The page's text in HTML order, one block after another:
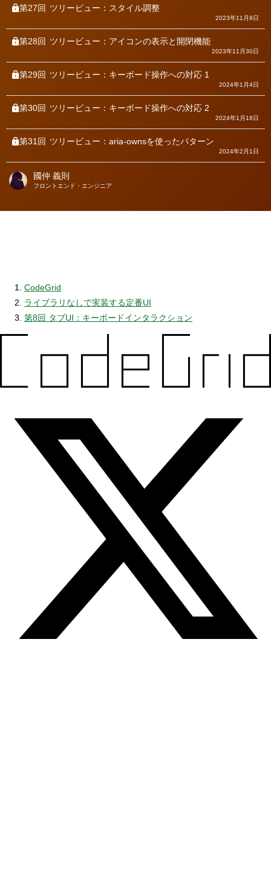
第27回 ツリービュー：スタイル調整
2023年11月9日
第28回 ツリービュー：アイコンの表示と開閉機能
2023年11月30日
第29回 ツリービュー：キーボード操作への対応 1
2024年1月4日
第30回 ツリービュー：キーボード操作への対応 2
2024年1月18日
第31回 ツリービュー：aria-ownsを使ったパターン
2024年2月1日
著
國仲 義則
フロントエンド・エンジニア
CodeGrid
ライブラリなしで実装する定番UI
第8回 タブUI：キーボードインタラクション